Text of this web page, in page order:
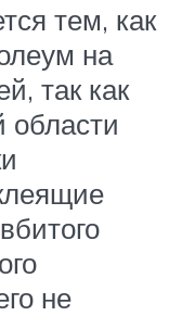
тем, как
на
так как
области
не